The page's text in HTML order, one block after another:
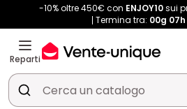
-10% oltre 450€ con ENJOY10sui
Termina tra: 00g 07h
Reparti